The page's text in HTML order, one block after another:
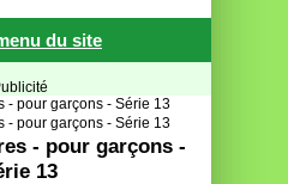
du site
- pour garçons -
13